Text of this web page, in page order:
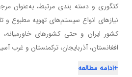
کتگوری و دسته بندی مرتبط، به‌عنوان
نیازهای انواع سیستم‌های تهویه مطبوع و
کشور ایران و حتی کشورهای خاورمیانه،
افغانستان، آذربایجان، ترکمنستان و غرب
+ادامه مطالعه